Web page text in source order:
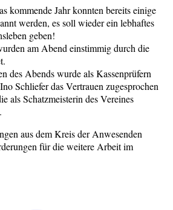
kommende Jahr konnten bereits einige
werden, es soll wieder ein lebhaftes
geben!
am Abend einstimmig durch die
des Abends wurde als Kassenprüfern
Schliefer das Vertrauen zugesprochen
als Schatzmeisterin des Vereines
aus dem Kreis der Anwesenden
für die weitere Arbeit im